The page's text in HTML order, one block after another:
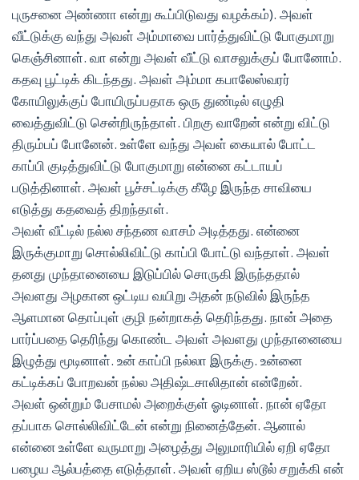
புருசனை அண்ணா என்று கூப்பிடுவது வழக்கம்). அவள்
வீட்டுக்கு வந்து அவள் அம்மாவை பார்த்துவிட்டு போகுமாறு
கெஞ்சினாள். வா என்று அவள் வீட்டு வாசலுக்குப் போனோம்.
கதவு பூட்டிக் கிடந்தது. அவள் அம்மா கபாலேஸ்வரர்
கோயிலுக்குப் போயிருப்பதாக ஒரு துண்டில் எழுதி
வைத்துவிட்டு சென்றிருந்தாள். பிறகு வாறேன் என்று விட்டு
திரும்பப் போனேன். உள்ளே வந்து அவள் கையால் போட்ட
காப்பி குடித்துவிட்டு போகுமாறு என்னை கட்டாயப்
படுத்தினாள். அவள் பூச்சட்டிக்கு கீழே இருந்த சாவியை
எடுத்து கதவைத் திறந்தாள்.
அவள் வீட்டில் நல்ல சந்தண வாசம் அடித்தது. என்னை
இருக்குமாறு சொல்லிவிட்டு காப்பி போட்டு வந்தாள். அவள்
தனது முந்தானையை இடுப்பில் சொருகி இருந்ததால்
அவளது அழகான ஒட்டிய வயிறு அதன் நடுவில் இருந்த
ஆளமான தொப்புள் குழி நன்றாகத் தெரிந்தது. நான் அதை
பார்ப்பதை தெரிந்து கொண்ட அவள் அவளது முந்தானையை
இழுத்து மூடினாள். உன் காப்பி நல்லா இருக்கு. உன்னை
கட்டிக்கப் போறவன் நல்ல அதிஷ்டசாலிதான் என்றேன்.
அவள் ஒன்றும் பேசாமல் அறைக்குள் ஓடினாள். நான் ஏதோ
தப்பாக சொல்லிவிட்டேன் என்று நினைத்தேன். ஆனால்
என்னை உள்ளே வருமாறு அழைத்து அலுமாரியில் ஏறி ஏதோ
பழைய ஆல்பத்தை எடுத்தாள். அவள் ஏறிய ஸ்டூல் சறுக்கி என்